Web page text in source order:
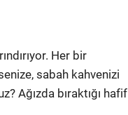
Her bir
sabah kahvenizi
Ağızda bıraktığı hafif